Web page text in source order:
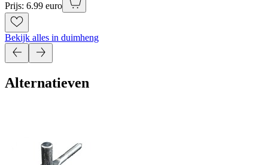
Prijs: 6.99 euro
Bekijk alles in duimheng
Alternatieven